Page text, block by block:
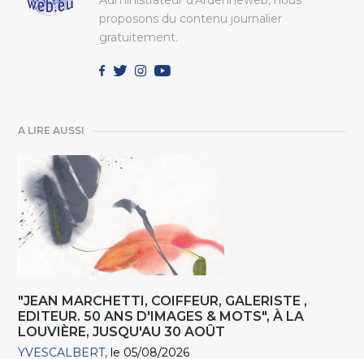
proposons du contenu journalier
gratuitement.
A LIRE AUSSI
"JEAN MARCHETTI, COIFFEUR, GALERISTE ,
EDITEUR. 50 ANS D'IMAGES & MOTS", À LA
LOUVIÈRE, JUSQU'AU 30 AOÛT
YVESCALBERT le 05/08/2026